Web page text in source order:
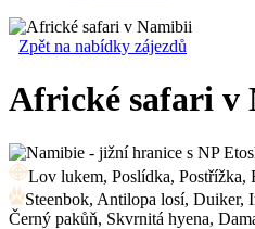
Zpět na nabídky zájezdů
Africké safari v
Lov lukem, Poslídka, Postřížka,
Steenbok, Antilopa losí, Duiker,
Černý pakůň, Skvrnitá hyena,